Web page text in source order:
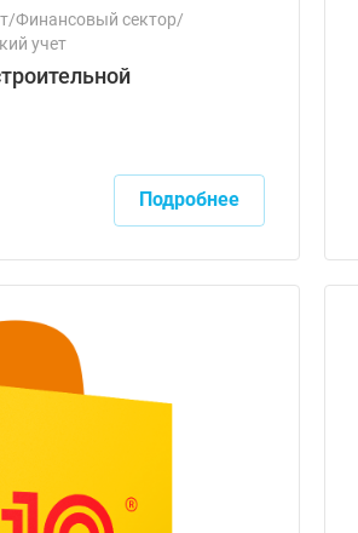
Финансовый сектор/
учет
Подробнее